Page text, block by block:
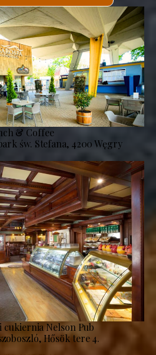
& Coffee
św. Stefana, 4200 Węgry
cukiernia Nelson Pub
Hősök tere 4.